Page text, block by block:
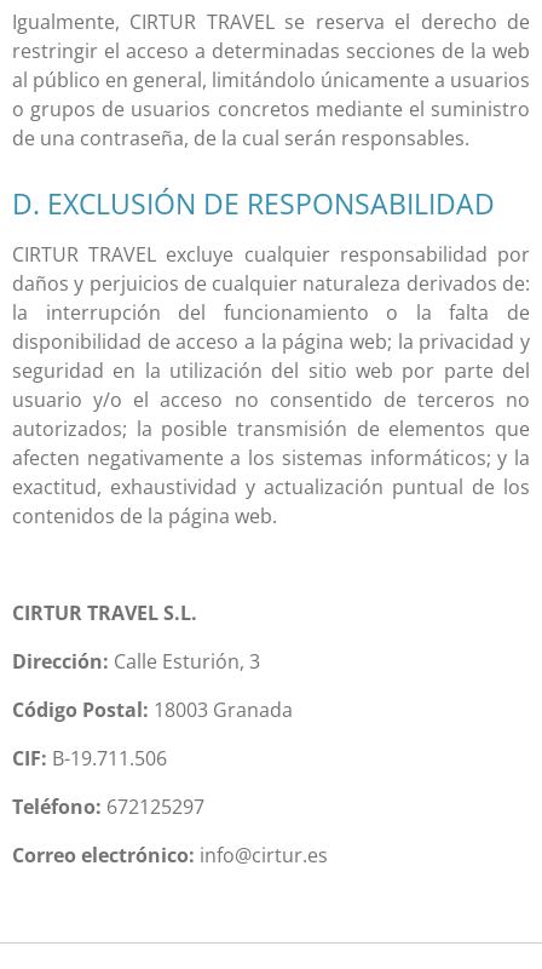
Igualmente, CIRTUR TRAVEL se reserva el derecho de
restringir el acceso a determinadas secciones de la web
al público en general, limitándolo únicamente a usuarios
o grupos de usuarios concretos mediante el suministro
de una contraseña, de la cual serán responsables.
D. EXCLUSIÓN DE RESPONSABILIDAD
CIRTUR TRAVEL excluye cualquier responsabilidad por
daños y perjuicios de cualquier naturaleza derivados de:
la interrupción del funcionamiento o la falta de
disponibilidad de acceso a la página web; la privacidad y
seguridad en la utilización del sitio web por parte del
usuario y/o el acceso no consentido de terceros no
autorizados; la posible transmisión de elementos que
afecten negativamente a los sistemas informáticos; y la
exactitud, exhaustividad y actualización puntual de los
contenidos de la página web.
CIRTUR TRAVEL S.L.
Dirección: Calle Esturión, 3
Código Postal: 18003 Granada
CIF: B-19.711.506
Teléfono: 672125297
Correo electrónico: info@cirtur.es